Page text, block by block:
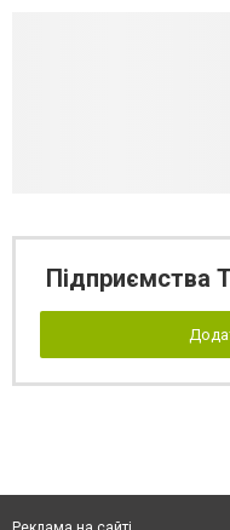
Підприємства